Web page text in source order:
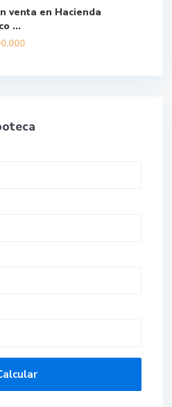
venta en Hacienda
...